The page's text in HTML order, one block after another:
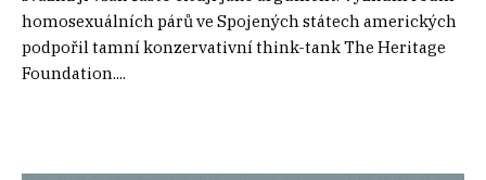
homosexuálních párů ve Spojených státech amerických
podpořil tamní konzervativní think-tank The Heritage
Foundation....